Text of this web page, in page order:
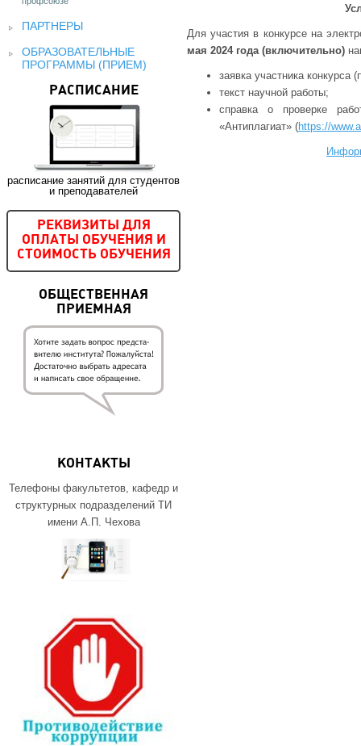
ПАРТНЕРЫ
ОБРАЗОВАТЕЛЬНЫЕ
ПРОГРАММЫ (ПРИЕМ)
РАСПИСАНИЕ
расписание занятий для студентов
и преподавателей
РЕКВИЗИТЫ ДЛЯ
ОПЛАТЫ ОБУЧЕНИЯ И
СТОИМОСТЬ ОБУЧЕНИЯ
ОБЩЕСТВЕННАЯ
ПРИЕМНАЯ
КОНТАКТЫ
Телефоны факультетов, кафедр и
структурных подразделений ТИ
имени А.П. Чехова
Для участия в конкурсе на
мая 2024 года (включительно)
заявка участника конкурса
текст научной работы;
справка о проверке
«Антиплагиат» (https://